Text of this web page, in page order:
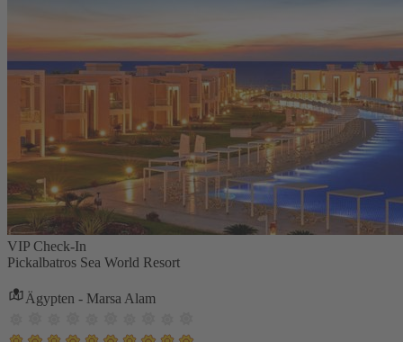
VIP Check-In
Pickalbatros Sea World Resort
Ägypten - Marsa Alam